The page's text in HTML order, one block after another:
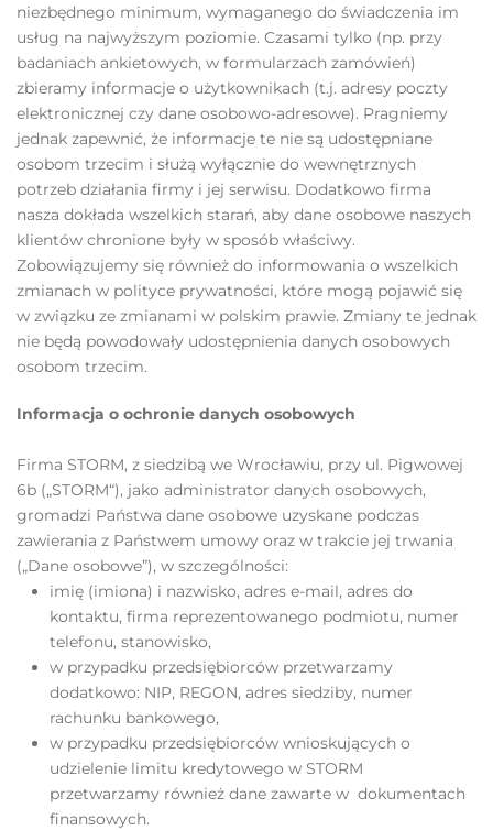
niezbędnego minimum, wymaganego do świadczenia im
usług na najwyższym poziomie. Czasami tylko (np. przy
badaniach ankietowych, w formularzach zamówień)
zbieramy informacje o użytkownikach (t.j. adresy poczty
elektronicznej czy dane osobowo-adresowe). Pragniemy
jednak zapewnić, że informacje te nie są udostępniane
osobom trzecim i służą wyłącznie do wewnętrznych
potrzeb działania firmy i jej serwisu. Dodatkowo firma
nasza dokłada wszelkich starań, aby dane osobowe naszych
klientów chronione były w sposób właściwy.
Zobowiązujemy się również do informowania o wszelkich
zmianach w polityce prywatności, które mogą pojawić się
w związku ze zmianami w polskim prawie. Zmiany te jednak
nie będą powodowały udostępnienia danych osobowych
osobom trzecim.
Informacja o ochronie danych osobowych
Firma STORM, z siedzibą we Wrocławiu, przy ul. Pigwowej
6b („STORM“), jako administrator danych osobowych,
gromadzi Państwa dane osobowe uzyskane podczas
zawierania z Państwem umowy oraz w trakcie jej trwania
(„Dane osobowe”), w szczególności:
imię (imiona) i nazwisko, adres e-mail, adres do
kontaktu, firma reprezentowanego podmiotu, numer
telefonu, stanowisko,
w przypadku przedsiębiorców przetwarzamy
dodatkowo: NIP, REGON, adres siedziby, numer
rachunku bankowego,
w przypadku przedsiębiorców wnioskujących o
udzielenie limitu kredytowego w STORM
przetwarzamy również dane zawarte w dokumentach
finansowych.